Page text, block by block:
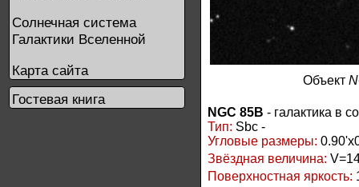
Солнечная система
Галактики Вселенной
Карта сайта
Гостевая книга
Объект
NGC 85B - галактика в
Тип: Sbc -
Угловые размеры:
Звёздная величина:
Поверхностная яркость: